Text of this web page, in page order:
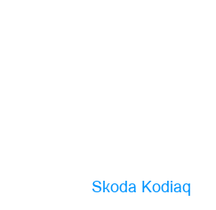
Skoda Kodiaq